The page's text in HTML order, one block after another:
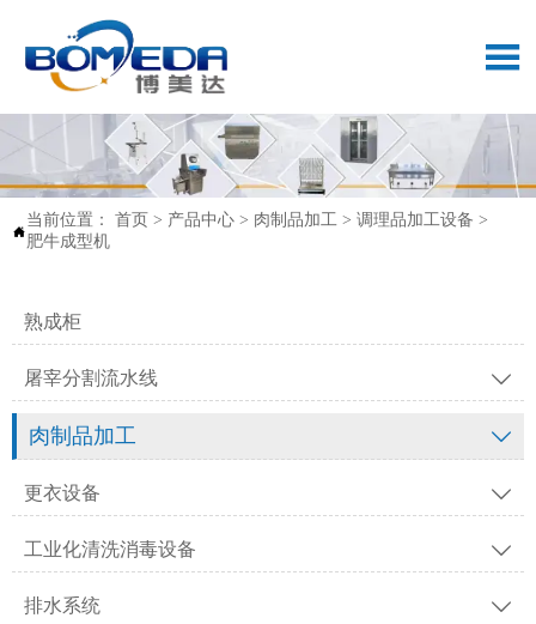


当前位置： 首页 > 产品中心 > 肉制品加工 > 调理品加工设备 >
肥牛成型机
熟成柜
屠宰分割流水线 
肉制品加工 
更衣设备 
工业化清洗消毒设备 
排水系统 